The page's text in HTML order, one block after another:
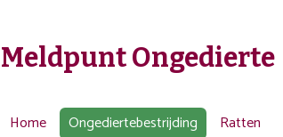
Meldpunt Ongedierte
Home Ongediertebestrijding Ratten